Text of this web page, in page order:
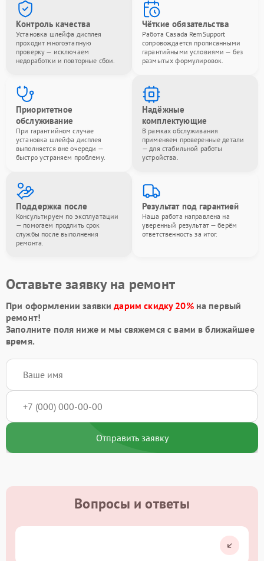
Контроль качества
Установка шлейфа дисплея
проходит многоэтапную
проверку — исключаем
недоработки и повторные сбои.
Чёткие обязательства
Работа Casada RemSupport
сопровождается прописанными
гарантийными условиями — без
размытых формулировок.
Приоритетное
обслуживание
При гарантийном случае
установка шлейфа дисплея
выполняется вне очереди —
быстро устраняем проблему.
Надёжные
комплектующие
В рамках обслуживания
применяем проверенные детали
— для стабильной работы
устройства.
Поддержка после
Консультируем по эксплуатации
— помогаем продлить срок
службы после выполнения
ремонта.
Результат под гарантией
Наша работа направлена на
уверенный результат — берём
ответственность за итог.
Оставьте заявку на ремонт
При оформлении заявкидарим скидку 20%на первый
ремонт!
Заполните поля ниже и мы свяжемся с вами в ближайшее
время.
Отправить заявку
Вопросы и ответы